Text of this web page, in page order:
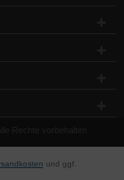
Rechte vorbehalten
und ggf.